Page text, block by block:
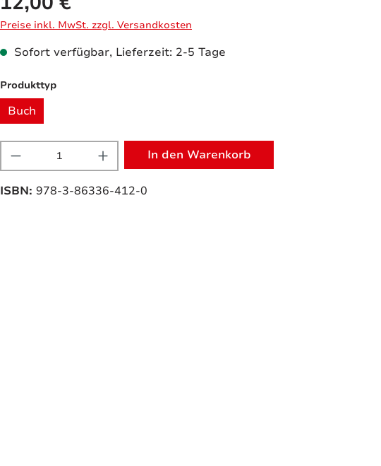
Preise inkl. MwSt. zzgl. Versandkosten
Sofort verfügbar, Lieferzeit: 2-5 Tage
Produkttypauswählen
Buch
Produkt Anzahl: Gib den gewünschten
In den Warenkorb
ISBN: 978-3-86336-412-0